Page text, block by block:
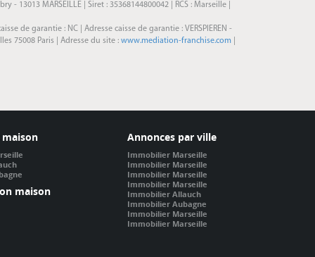
- 13013 MARSEILLE | Siret : 35368144800042 | RCS : Marseille |
de garantie : NC | Adresse caisse de garantie : VERSPIEREN -
75008 Paris | Adresse du site : www.mediation-franchise.com
maison
Annonces par ville
Immobilier Marseille
Immobilier Marseille
Immobilier Marseille
Immobilier Marseille
Immobilier Allauch
Immobilier Aubagne
Immobilier Marseille
Immobilier Marseille